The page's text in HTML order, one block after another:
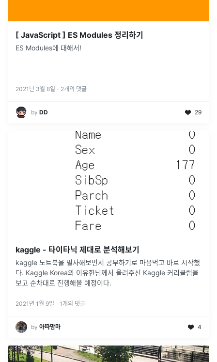
[ JavaScript ] ES Modules 정리하기
ES Modules에 대해서!
2021년 3월 8일 · 2개의 댓글
by DD 29
kaggle - 타이타닉 제대로 분석해보기
kaggle 노트북을 필사해보면서 공부하기로 마음먹고 바로 시작했
다. Kaggle Korea의 이유한님께서 올려주신 Kaggle 커리큘럼을
보고 순차대로 진행해볼 예정이다.
2021년 1월 9일 · 1 개의 댓글
by 아따맘마 4